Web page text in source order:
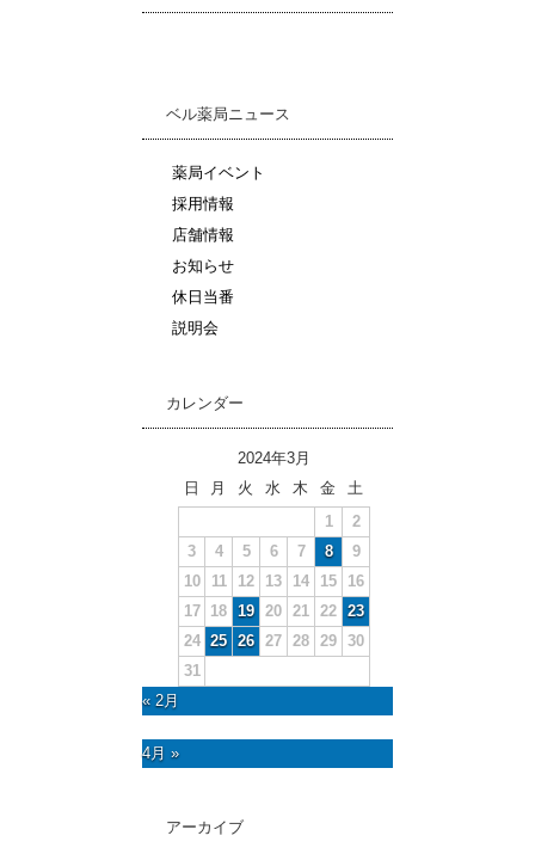
ベル薬局ニュース
薬局イベント
採用情報
店舗情報
お知らせ
休日当番
説明会
カレンダー
2024年3月
日
月 火 水 木 金
土
1
2
3
4 5 6 7 8
9
10
11 12 13 14 15
16
17
18 19 20 21 22 23
24 25 26 27 28 29 30
31
« 2月
4月 »
アーカイブ